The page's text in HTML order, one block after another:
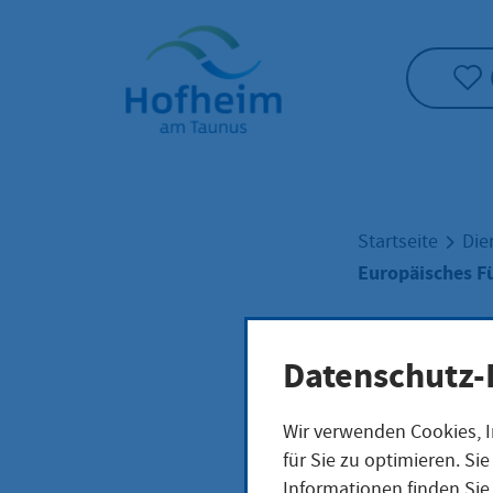
Startseite"
Startseite
Europäisches
Wir verwenden
für Sie zu optimieren.